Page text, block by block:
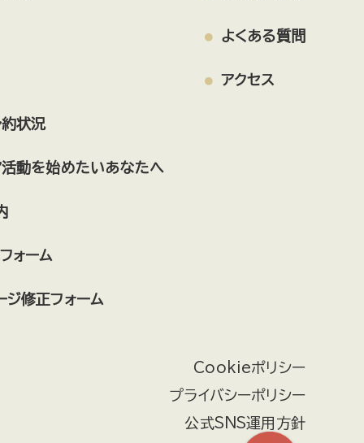
約状況
活動を始めたいあなたへ
ォーム
ジ修正フォーム
よくある質問
アクセス
Cookieポリシー
プライバシーポリシー
公式SNS運用方針